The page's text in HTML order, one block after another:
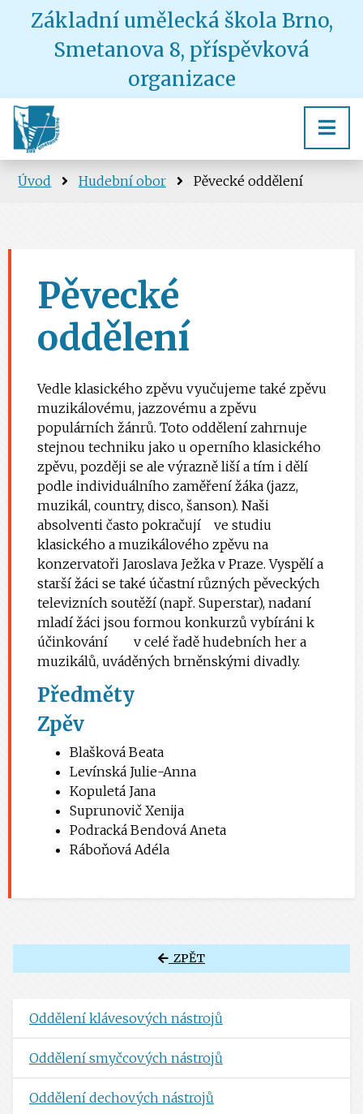
Základní umělecká škola Brno,
Smetanova 8, příspěvková
organizace
Úvod Hudební obor Pěvecké oddělení
Pěvecké
oddělení
Vedle klasického zpěvu vyučujeme také zpěvu
muzikálovému, jazzovému a zpěvu
populárních žánrů. Toto oddělení zahrnuje
stejnou techniku jako u operního klasického
zpěvu, později se ale výrazně liší a tím i dělí
podle individuálního zaměření žáka (jazz,
muzikál, country, disco, šanson). Naši
absolventi často pokračují ve studiu
klasického a muzikálového zpěvu na
konzervatoři Jaroslava Ježka v Praze. Vyspělí a
starší žáci se také účastní různých pěveckých
televizních soutěží (např. Superstar), nadaní
mladí žáci jsou formou konkurzů vybíráni k
účinkování v celé řadě hudebních her a
muzikálů, uváděných brněnskými divadly.
Předměty
Zpěv
Blašková Beata
Levínská Julie-Anna
Kopuletá Jana
Suprunovič Xenija
Podracká Bendová Aneta
Ráboňová Adéla
ZPĚT
Oddělení klávesových nástrojů
Oddělení smyčcových nástrojů
Oddělení dechových nástrojů